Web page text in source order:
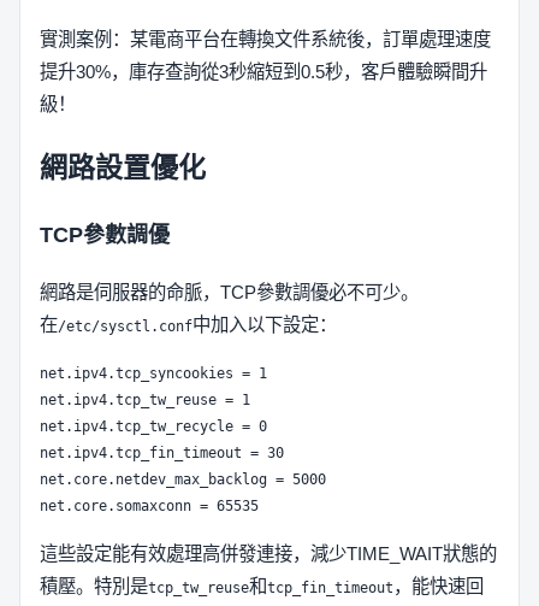
實測案例：某電商平台在轉換文件系統後，訂單處理速度
提升30%，庫存查詢從3秒縮短到0.5秒，客戶體驗瞬間升
級！
網路設置優化
TCP參數調優
網路是伺服器的命脈，TCP參數調優必不可少。
在/etc/sysctl.conf中加入以下設定：
net.ipv4.tcp_syncookies = 1
net.ipv4.tcp_tw_reuse = 1
net.ipv4.tcp_tw_recycle = 0
net.ipv4.tcp_fin_timeout = 30
net.core.netdev_max_backlog = 5000
這些設定能有效處理高併發連接，減少TIME_WAIT狀態的
積壓。特別是tcp_tw_reuse和tcp_fin_timeout ，能快速回